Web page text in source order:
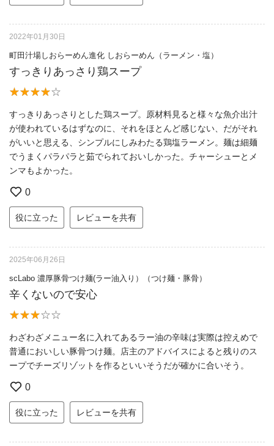
2022年01月30日
町田汁場しおらーめん進化 しおらーめん（ラーメン・塩）
すっきりあっさり鶏スープ
すっきりあっさりとした鶏スープ。原材料見ると様々な魚介出汁
が使われているはずなのに、それをほとんど感じない、だがそれ
がいいと思える、シンプルにしみわたる鶏塩ラーメン。麺は細麺
でうまくパラパラと茹でられておいしかった。チャーシューとメ
ンマもよかった。
0
役に立った レビューを共有
2025年06月26日
scLabo 濃厚豚骨つけ麺(ラー油入り）（つけ麺・豚骨）
辛くないので安心
わざわざメニュー名に入れてあるラー油の辛味は実際は控えめで
普通においしい豚骨つけ麺。店主のアドバイスによると残りのス
ープでチーズリゾットを作るといいそうだが確かに合いそう。
0
役に立った レビューを共有